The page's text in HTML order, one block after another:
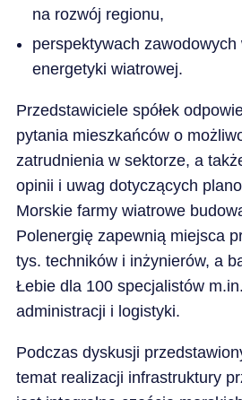
na rozwój regionu,
perspektywach
energetyki wiatrowej.
Przedstawiciele spółek
pytania mieszkańców o
zatrudnienia w sektorze, a
opinii i uwag dotyczących
Morskie farmy wiatrowe
Polenergię zapewnią miejsca
tys. techników i inżynierów, a
Łebie dla 100 specjalistów
administracji i logistyki.
Podczas dyskusji
temat realizacji infrastruktury